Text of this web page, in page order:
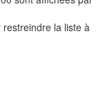
la liste à